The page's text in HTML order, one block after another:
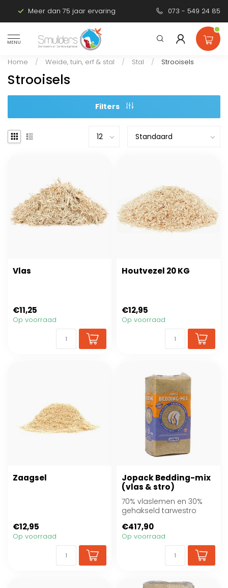
Meer dan 75 jaar ervaring Persoonlijk
073 - 549 24 85
MENU
Home / Weide, tuin, erf & stal / Stal / Strooisels
Strooisels
Filters
Vlas
€11,25
Op voorraad
Houtvezel 20 KG
€12,95
Op voorraad
Zaagsel
€12,95
Op voorraad
Jopack Bedding-mix
(vlas & stro)
70% vlaslemen en 30%
gehakseld tarwestro
€417,90
Op voorraad